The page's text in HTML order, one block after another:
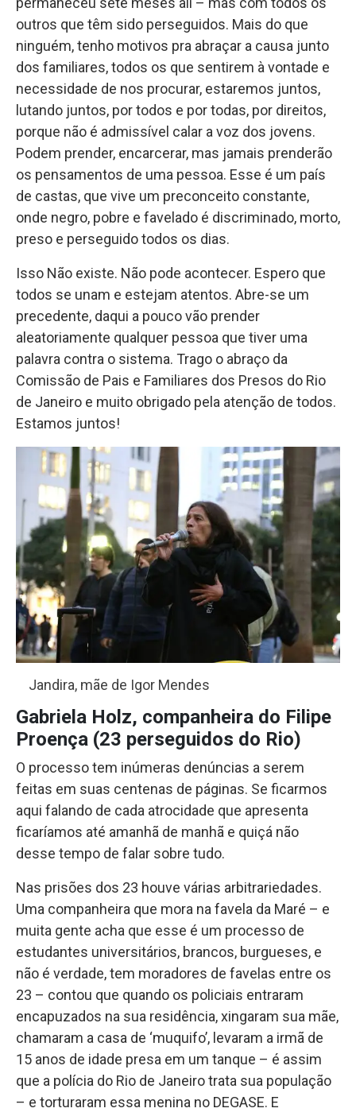
outros que têm sido perseguidos. Mais do que
ninguém, tenho motivos pra abraçar a causa junto
dos familiares, todos os que sentirem à vontade e
necessidade de nos procurar, estaremos juntos,
lutando juntos, por todos e por todas, por direitos,
porque não é admissível calar a voz dos jovens.
Podem prender, encarcerar, mas jamais prenderão
os pensamentos de uma pessoa. Esse é um país
de castas, que vive um preconceito constante,
onde negro, pobre e favelado é discriminado, morto,
preso e perseguido todos os dias.
Isso Não existe. Não pode acontecer. Espero que
todos se unam e estejam atentos. Abre-se um
precedente, daqui a pouco vão prender
aleatoriamente qualquer pessoa que tiver uma
palavra contra o sistema. Trago o abraço da
Comissão de Pais e Familiares dos Presos do Rio
de Janeiro e muito obrigado pela atenção de todos.
Estamos juntos!
Jandira, mãe de Igor Mendes
Gabriela Holz, companheira do Filipe
Proença (23 perseguidos do Rio)
O processo tem inúmeras denúncias a serem
feitas em suas centenas de páginas. Se ficarmos
aqui falando de cada atrocidade que apresenta
ficaríamos até amanhã de manhã e quiçá não
desse tempo de falar sobre tudo.
Nas prisões dos 23 houve várias arbitrariedades.
Uma companheira que mora na favela da Maré – e
muita gente acha que esse é um processo de
estudantes universitários, brancos, burgueses, e
não é verdade, tem moradores de favelas entre os
23 – contou que quando os policiais entraram
encapuzados na sua residência, xingaram sua mãe,
chamaram a casa de ‘muquifo’, levaram a irmã de
15 anos de idade presa em um tanque – é assim
que a polícia do Rio de Janeiro trata sua população
– e torturaram essa menina no DEGASE. E